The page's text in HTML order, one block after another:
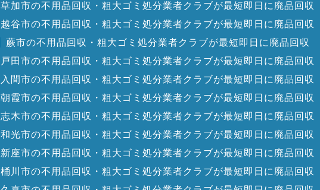
草加市の不用品回収・粗大ゴミ処分業者クラブが最短即日に廃品回収
越谷市の不用品回収・粗大ゴミ処分業者クラブが最短即日に廃品回収
蕨市の不用品回収・粗大ゴミ処分業者クラブが最短即日に廃品回収
戸田市の不用品回収・粗大ゴミ処分業者クラブが最短即日に廃品回収
入間市の不用品回収・粗大ゴミ処分業者クラブが最短即日に廃品回収
朝霞市の不用品回収・粗大ゴミ処分業者クラブが最短即日に廃品回収
志木市の不用品回収・粗大ゴミ処分業者クラブが最短即日に廃品回収
和光市の不用品回収・粗大ゴミ処分業者クラブが最短即日に廃品回収
新座市の不用品回収・粗大ゴミ処分業者クラブが最短即日に廃品回収
桶川市の不用品回収・粗大ゴミ処分業者クラブが最短即日に廃品回収